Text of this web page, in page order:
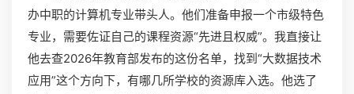
办中职的计算机专业带头人。他们准备申报一个市级特色
专业，需要佐证自己的课程资源“先进且权威”。我直接让
他去查2026年教育部发布的这份名单，找到“大数据技术
应用”这个方向下，有哪几所学校的资源库入选。他选了